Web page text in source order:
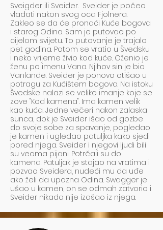
Sveigder ili Sveider. Sveider je počeo
vladati nakon svog oca Fjolnera.
Zakleo se da će pronaći Kuće bogova
i starog Odina. Sam je putovao po
cijelom svijetu. To putovanje je trajalo
pet godina. Potom se vratio u Švedsku
i neko vrijeme živio kod kuće. Oženio je
ženu po imenu Vana. Njihov sin je bio
Vanlande. Sveider je ponovo otišao u
potragu za Kućištem bogova. Na istoku
Švedske nalazi se veliko imanje koje se
zove "Kod kamena". Ima kamen velik
kao kuća. Jedne večeri nakon zalaska
sunca, dok je Sveider išao od gozbe
do svoje sobe za spavanje, pogledao
je kamen i ugledao patuljka kako sjedi
pored njega. Sveider i njegovi ljudi bili
su veoma pijani. Potrčali su do
kamena. Patuljak je stajao na vratima i
pozvao Sveidera, nudeći mu da uđe
ako želi da upozna Odina. Swagger je
ušao u kamen, on se odmah zatvorio i
Sveider nikada nije izašao iz njega.